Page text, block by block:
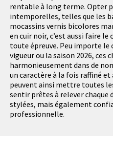
rentable à long terme. Opter
intemporelles, telles que les
mocassins vernis bicolores
en cuir noir, c’est aussi faire le
toute épreuve. Peu importe le
vigueur ou la saison 2026, ces
harmonieusement dans de
un caractère à la fois raffiné
peuvent ainsi mettre toutes
sentir prêtes à relever
stylées, mais également
professionnelle.